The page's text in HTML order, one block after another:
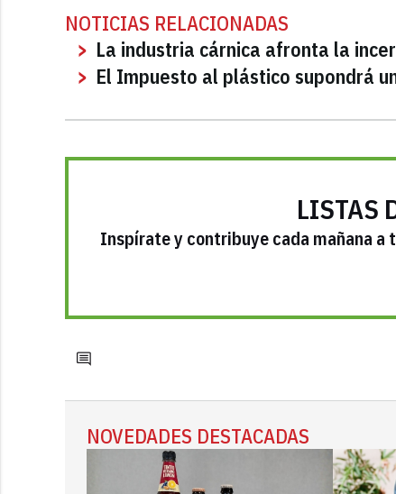
NOTICIAS RELACIONADAS
La industria cárnica afronta la
El Impuesto al plástico supondrá
LISTAS
Inspírate y contribuye cada mañana
NOVEDADES DESTACADAS